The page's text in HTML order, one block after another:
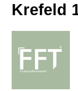
Krefeld